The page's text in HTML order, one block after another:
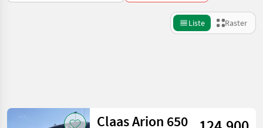
Liste Raster
Claas Arion 650